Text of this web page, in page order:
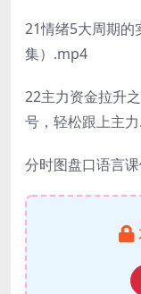
21情绪5大周期的
集）.mp4
22主力资金拉升
号，轻松跟上主
分时图盘口语言